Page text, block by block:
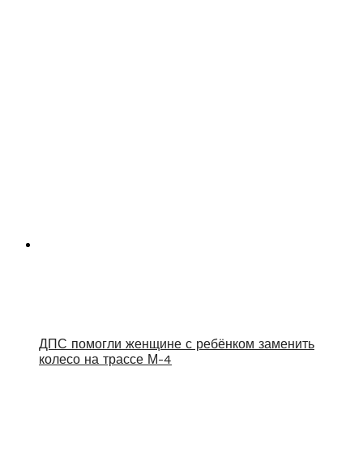
ДПС помогли женщине с ребёнком заменить
колесо на трассе М-4